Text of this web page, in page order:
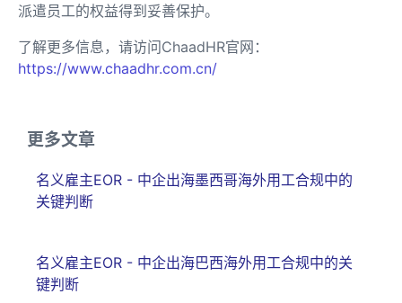
派遣员工的权益得到妥善保护。
了解更多信息，请访问ChaadHR官网：
https://www.chaadhr.com.cn/
更多文章
名义雇主EOR - 中企出海墨西哥海外用工合规中的
关键判断
名义雇主EOR - 中企出海巴西海外用工合规中的关
键判断